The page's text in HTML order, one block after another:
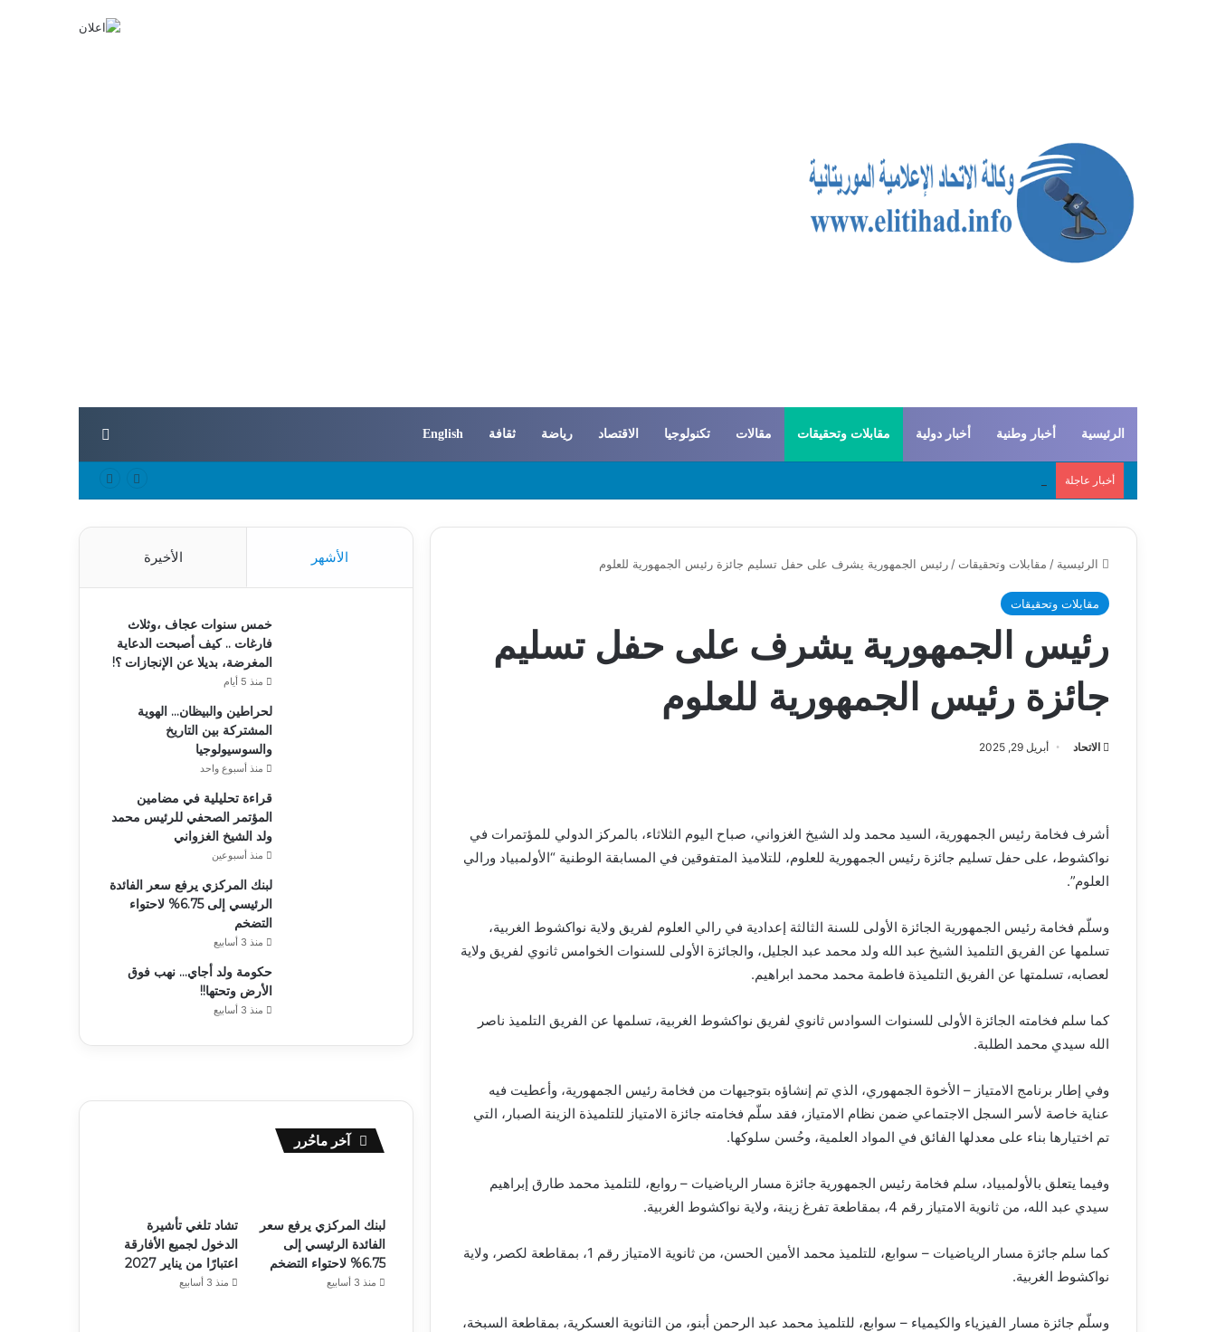
الرئيسية أخبار وطنية أخبار دولية مقابلات وتحقيقات مقالات تكنولوجيا الاقتصاد رياضة ثقافة English
أخبار عاجلة
الرئيسية / مقابلات وتحقيقات / رئيس الجمهورية يشرف على حفل تسليم جائزة رئيس الجمهورية للعلوم
مقابلات وتحقيقات
رئيس الجمهورية يشرف على حفل تسليم
جائزة رئيس الجمهورية للعلوم
الاتحاد أبريل 29, 2025
أشرف فخامة رئيس الجمهورية، السيد محمد ولد الشيخ الغزواني، صباح اليوم الثلاثاء، بالمركز الدولي للمؤتمرات في
نواكشوط، على حفل تسليم جائزة رئيس الجمهورية للعلوم، للتلاميذ المتفوقين في المسابقة الوطنية “الأولمبياد ورالي
العلوم”.
وسلّم فخامة رئيس الجمهورية الجائزة الأولى للسنة الثالثة إعدادية في رالي العلوم لفريق ولاية نواكشوط الغربية،
تسلمها عن الفريق التلميذ الشيخ عبد الله ولد محمد عبد الجليل، والجائزة الأولى للسنوات الخوامس ثانوي لفريق ولاية
لعصابه، تسلمتها عن الفريق التلميذة فاطمة محمد محمد ابراهيم.
كما سلم فخامته الجائزة الأولى للسنوات السوادس ثانوي لفريق نواكشوط الغربية، تسلمها عن الفريق التلميذ ناصر
الله سيدي محمد الطلبة.
وفي إطار برنامج الامتياز – الأخوة الجمهوري، الذي تم إنشاؤه بتوجيهات من فخامة رئيس الجمهورية، وأعطيت فيه
عناية خاصة لأسر السجل الاجتماعي ضمن نظام الامتياز، فقد سلّم فخامته جائزة الامتياز للتلميذة الزينة الصبار، التي
تم اختيارها بناء على معدلها الفائق في المواد العلمية، وحُسن سلوكها.
وفيما يتعلق بالأولمبياد، سلم فخامة رئيس الجمهورية جائزة مسار الرياضيات – روابع، للتلميذ محمد طارق إبراهيم
سيدي عبد الله، من ثانوية الامتياز رقم 4، بمقاطعة تفرغ زينة، ولاية نواكشوط الغربية.
كما سلم جائزة مسار الرياضيات – سوابع، للتلميذ محمد الأمين الحسن، من ثانوية الامتياز رقم 1، بمقاطعة لكصر، ولاية
نواكشوط الغربية.
وسلّم جائزة مسار الفيزياء والكيمياء – سوابع، للتلميذ محمد عبد الرحمن أبنو، من الثانوية العسكرية، بمقاطعة السبخة،
الأشهر الأخيرة
خمس سنوات عجاف ،وثلاث
فارغات .. كيف أصبحت الدعاية
المغرضة، بديلا عن الإنجازات ؟!
منذ 5 أيام
لحراطين والبيظان… الهوية
المشتركة بين التاريخ
والسوسيولوجيا
منذ أسبوع واحد
قراءة تحليلية في مضامين
المؤتمر الصحفي للرئيس محمد
ولد الشيخ الغزواني
منذ أسبوعين
لبنك المركزي يرفع سعر الفائدة
الرئيسي إلى 6.75% لاحتواء
التضخم
منذ 3 أسابيع
حكومة ولد أجاي… نهب فوق
الأرض وتحتها!!
منذ 3 أسابيع
آخر ماحُرر
لبنك المركزي يرفع سعر
الفائدة الرئيسي إلى
6.75% لاحتواء التضخم
منذ 3 أسابيع
تشاد تلغي تأشيرة
الدخول لجميع الأفارقة
اعتبارًا من يناير 2027
منذ 3 أسابيع